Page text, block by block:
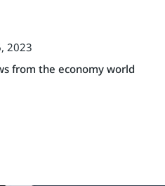
2023
from the economy world